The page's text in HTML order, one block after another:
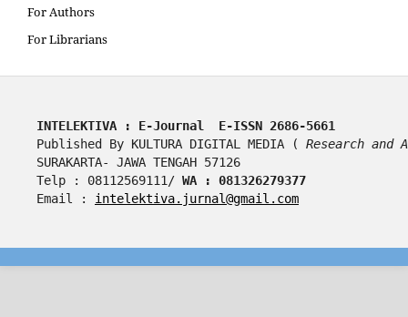
For Authors
For Librarians
INTELEKTIVA : E-Journal  E-ISSN 2686-5661
Published By KULTURA DIGITAL MEDIA ( Research and
SURAKARTA- JAWA TENGAH 57126
Telp : 08112569111/ WA : 081326279377
Email : intelektiva.jurnal@gmail.com